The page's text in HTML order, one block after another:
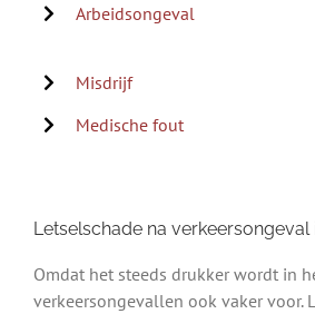
Arbeidsongeval
Misdrijf
Medische fout
Letselschade na verkeersongeval
Omdat het steeds drukker wordt in
verkeersongevallen ook vaker voor.